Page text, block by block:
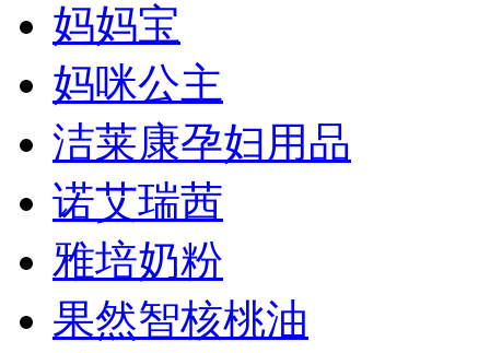
妈妈宝
妈咪公主
洁莱康孕妇用品
诺艾瑞茜
雅培奶粉
果然智核桃油